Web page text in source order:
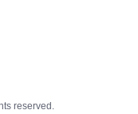
reserved.